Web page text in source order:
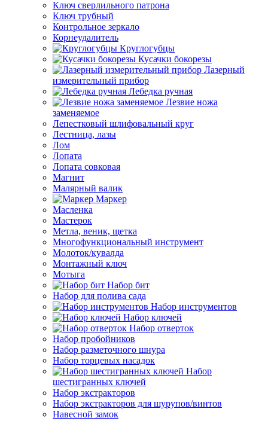
Ключ сверлильного патрона
Ключ трубный
Контрольное зеркало
Корнеудалитель
Круглогубцы
Кусачки бокорезы
Лазерный
измерительный прибор
Лебедка ручная
Лезвие ножа
заменяемое
Лепестковый шлифовальный круг
Лестница, лазы
Лом
Лопата
Лопата совковая
Магнит
Малярный валик
Маркер
Масленка
Мастерок
Метла, веник, щетка
Многофункциональный инструмент
Молоток/кувалда
Монтажный ключ
Мотыга
Набор бит
Набор для полива сада
Набор инструментов
Набор ключей
Набор отверток
Набор пробойников
Набор разметочного шнура
Набор торцевых насадок
Набор
шестигранных ключей
Набор экстракторов
Набор экстракторов для шурупов/винтов
Навесной замок